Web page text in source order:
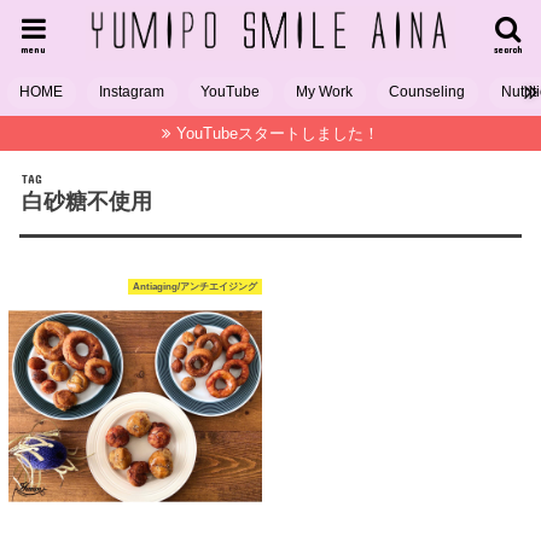
search
menu
HOME Instagram YouTube My Work Counseling
YouTubeスタートしました！
TAG
白砂糖不使用
Antiaging/アンチエイジング